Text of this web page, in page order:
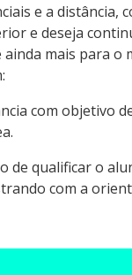
e a distância,
e deseja
mais para o
com objetivo
de qualificar o
com a